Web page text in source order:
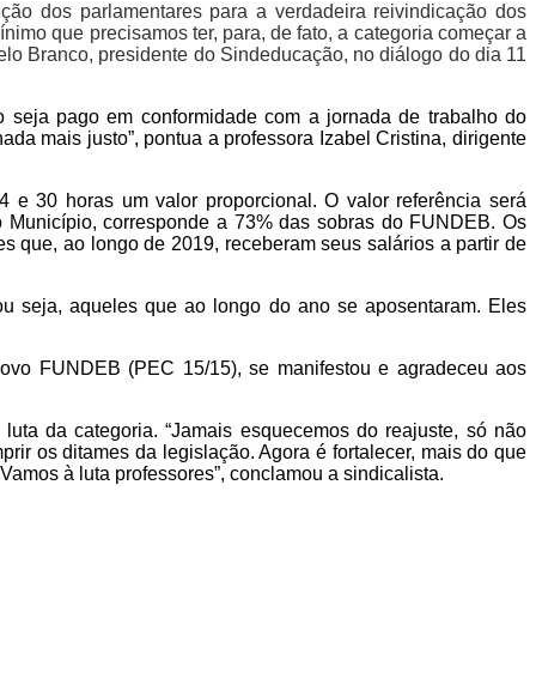
dos parlamentarespara a verdadeira reivindicação dos
que precisamos ter, para, de fato, a categoria começar a
Branco, presidente do Sindeducação, no diálogo do dia 11
seja pago em conformidade com a jornada de trabalho do
mais justo”, pontua a professora Izabel Cristina, dirigente
30 horas um valor proporcional. O valor referência será
corresponde a 73% das sobras do FUNDEB. Os
que, ao longo de 2019, receberam seus salários a partir de
seja, aqueles que ao longo do ano se aposentaram. Eles
FUNDEB (PEC 15/15), se manifestou e agradeceu aos
da categoria. “Jamais esquecemos do reajuste, só não
os ditames da legislação. Agora é fortalecer, mais do que
à luta professores”, conclamou a sindicalista.